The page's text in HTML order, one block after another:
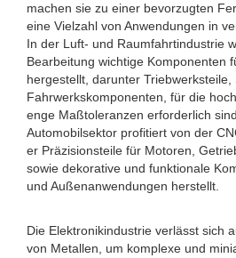
machen sie zu einer bevorzugten
eine Vielzahl von Anwendungen in
In der Luft- und Raumfahrtindustrie
Bearbeitung wichtige Komponenten
hergestellt, darunter
Fahrwerkskomponenten, für die
enge Maßtoleranzen erforderlich
Automobilsektor profitiert von der
er Präzisionsteile für Motoren,
sowie dekorative und funktionale
und Außenanwendungen herstellt.
Die Elektronikindustrie verlässt sich
von Metallen, um komplexe und